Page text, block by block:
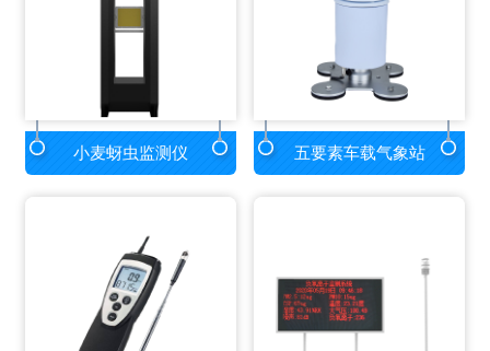
小麦蚜虫监测仪 五要素车载气象站